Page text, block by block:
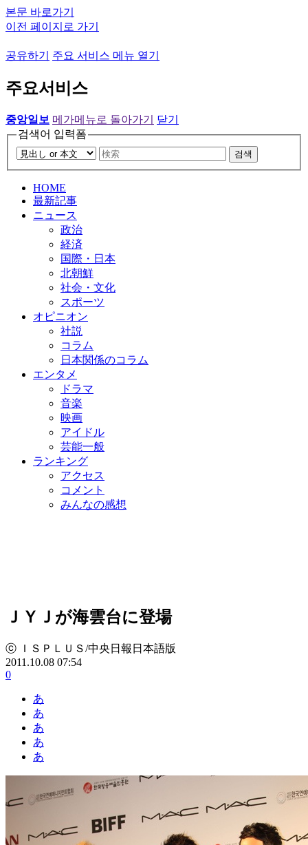
본문 바로가기
이전 페이지로 가기
공유하기 주요 서비스 메뉴 열기
주요서비스
중앙일보 메가메뉴로 돌아가기
닫기
검색어 입력폼
검색
HOME
最新記事
ニュース
政治
経済
国際・日本
北朝鮮
社会・文化
スポーツ
オピニオン
社説
コラム
日本関係のコラム
エンタメ
ドラマ
音楽
映画
アイドル
芸能一般
ランキング
アクセス
コメント
みんなの感想
ＪＹＪが海雲台に登場
ⓒ ＩＳＰＬＵＳ/中央日報日本語版
2011.10.08 07:54
0
あ
あ
あ
あ
あ